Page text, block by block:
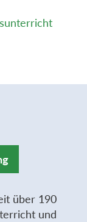
über 190
und